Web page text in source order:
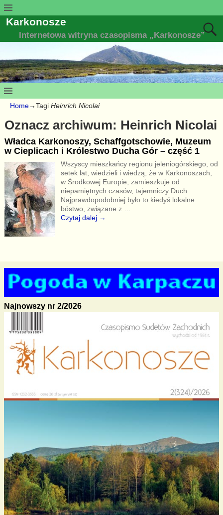
Karkonosze
Internetowa witryna czasopisma „Karkonosze”
Home→Tagi Heinrich Nicolai
Oznacz archiwum: Heinrich Nicolai
Władca Karkonoszy, Schaffgotschowie, Muzeum
w Cieplicach i Królestwo Ducha Gór – część 1
Wszyscy mieszkańcy regionu jeleniogórskiego, od
setek lat, wiedzieli i wiedzą, że w Karkonoszach,
w Środkowej Europie, zamieszkuje od
niepamiętnych czasów, tajemniczy Duch.
Najprawdopodobniej było to kiedyś lokalne
bóstwo, związane z …
Czytaj dalej →
Najnowszy nr 2/2026